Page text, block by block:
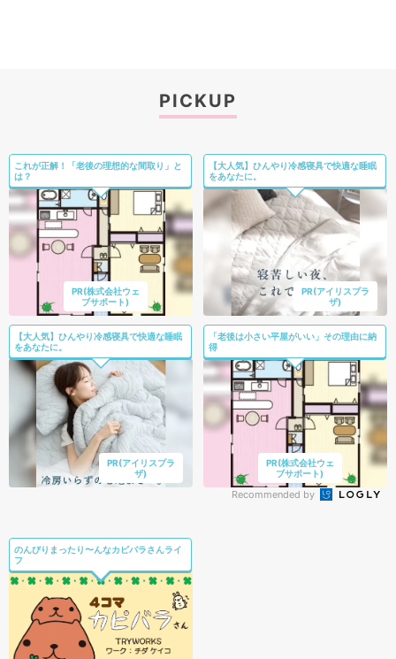
PICKUP
これが正解！「老後の理想的な間取り」と
は？
PR(株式会社ウェ
ブサポート)
【大人気】ひんやり冷感寝具で快適な睡眠
をあなたに。
PR(アイリスプラ
ザ)
【大人気】ひんやり冷感寝具で快適な睡眠
をあなたに。
PR(アイリスプラ
ザ)
「老後は小さい平屋がいい」その理由に納
得
PR(株式会社ウェ
ブサポート)
Recommended by
のんびりまったり〜んなカピバラさんライ
フ